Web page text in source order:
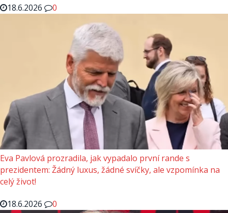
18.6.2026
0
Eva Pavlová prozradila, jak vypadalo první rande s
prezidentem: Žádný luxus, žádné svíčky, ale vzpomínka na
celý život!
18.6.2026
0